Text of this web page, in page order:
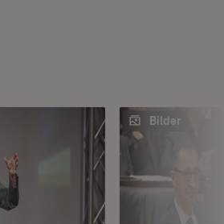
Bilder